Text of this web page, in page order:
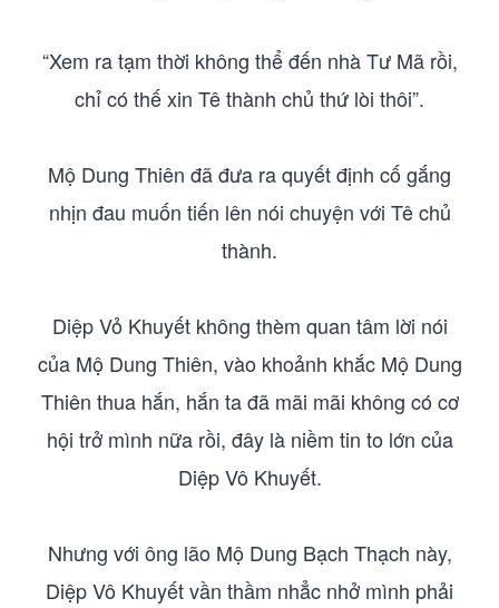
“Xem ra tạm thời không thể đến nhà Tư Mã rồi,
chỉ có thế xin Tê thành chủ thứ lòi thôi”.
Mộ Dung Thiên đã đưa ra quyết định cố gắng
nhịn đau muốn tiến lên nói chuyện với Tê chủ
thành.
Diệp Vỏ Khuyết không thèm quan tâm lời nói
của Mộ Dung Thiên, vào khoảnh khắc Mộ Dung
Thiên thua hắn, hắn ta đã mãi mãi không có cơ
hội trở mình nữa rồi, đây là niềm tin to lớn của
Diệp Vô Khuyết.
Nhưng với ông lão Mộ Dung Bạch Thạch này,
Diệp Vô Khuyết vần thầm nhẳc nhở mình phải